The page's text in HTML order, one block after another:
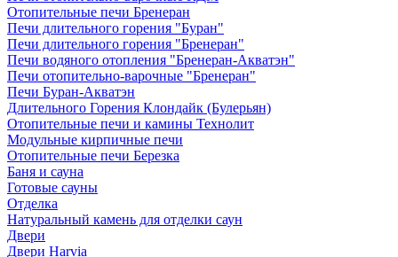
Отопительные печи Бренеран
Печи длительного горения "Буран"
Печи длительного горения "Бренеран"
Печи водяного отопления "Бренеран-Акватэн"
Печи отопительно-варочные "Бренеран"
Печи Буран-Акватэн
Длительного Горения Клондайк (Булерьян)
Отопительные печи и камины Технолит
Модульные кирпичные печи
Отопительные печи Березка
Баня и сауна
Готовые сауны
Отделка
Натуральный камень для отделки саун
Двери
Двери Harvia